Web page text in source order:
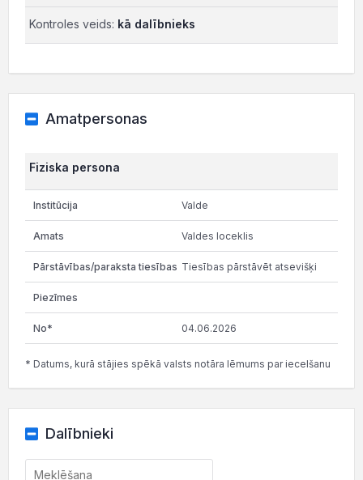
Kontroles veids: kā dalībnieks
Amatpersonas
Fiziska persona
Valde
Valdes loceklis
Tiesības pārstāvēt atsevišķi
04.06.2026
* Datums, kurā stājies spēkā valsts notāra lēmums par iecelšanu
Dalībnieki